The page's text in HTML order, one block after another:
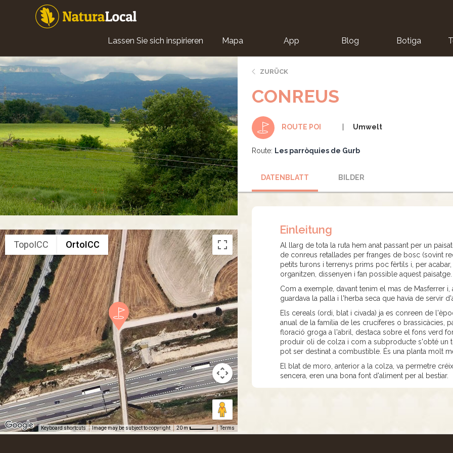
Main
navigation
Lassen Sie sich inspirieren Mapa App Blog Botiga
TopoICC OrtoICC
Keyboard shortcuts Image may be subject to copyright 20 m Terms
ZURÜCK
CONREUS
ROUTE POI Umwelt
Route: Les parròquies de Gurb
DATENBLATT BILDER
Einleitung
Al llarg de tota la ruta hem anat passant per un
de conreus retallades per franges de bosc (sovint
petits turons i terrenys prims poc fèrtils i, per
organitzen, dissenyen i fan possible aquest paisatge.
Com a exemple, davant tenim el mas de Masferrer
guardava la palla i l'herba seca que havia de servir
Els cereals (ordi, blat i civada) ja es conreen de
anual de la família de les crucíferes o brassicàcies,
floració groga a l'abril, destaca sobre el fons verd
produir oli de colza i com a subproducte s'obté un
pot ser destinat a combustible. És una planta molt
El blat de moro, anterior a la colza, va permetre
sencera, eren una bona font d'aliment per al bestiar.